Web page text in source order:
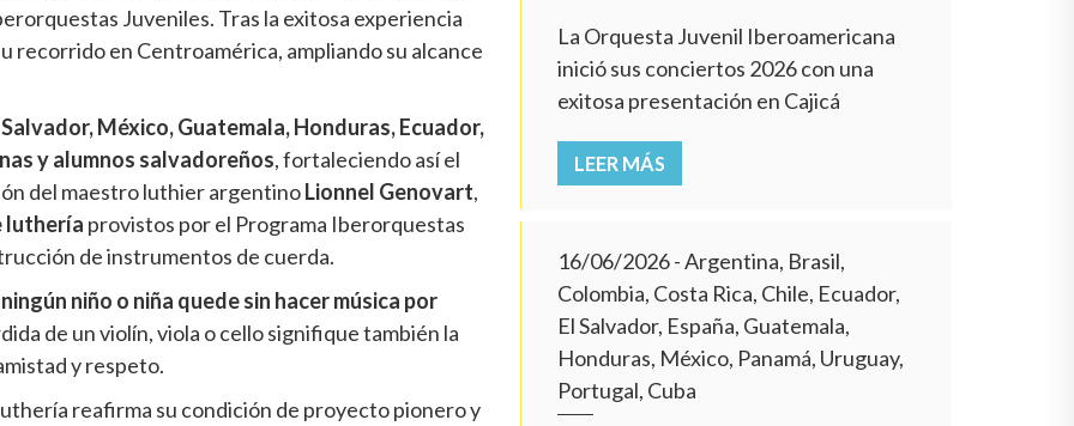
Juveniles. Tras la exitosa experiencia
recorrido en Centroamérica, ampliando su alcance
Salvador, México, Guatemala, Honduras, Ecuador,
y alumnos salvadoreños, fortaleciendo así el
del maestro luthier argentinoLionnel Genovart,
luthería provistos por el Programa Iberorquestas
de instrumentos de cuerda.
ningún niño o niña quede sin hacer música por
de un violín, viola o cello signifique también la
y respeto.
reafirma su condición de proyecto pionero y
La Orquesta Juvenil Iberoamericana
inició sus conciertos 2026 con una
exitosa presentación en Cajicá
LEER MÁS
16/06/2026- Argentina, Brasil,
Colombia, Costa Rica, Chile, Ecuador,
El Salvador, España, Guatemala,
Honduras, México, Panamá, Uruguay,
Portugal, Cuba